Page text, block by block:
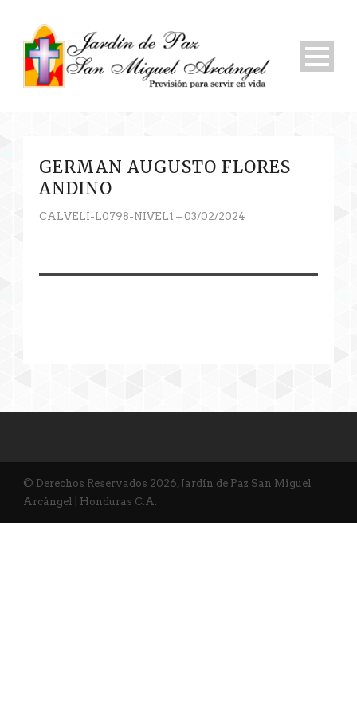
GERMAN AUGUSTO FLORES
ANDINO
CALVELI-L0798-NIVEL1 – 03/02/2024
© Derechos Reservados 2026, Jardín de Paz San Miguel
Arcángel | Honduras C.A.